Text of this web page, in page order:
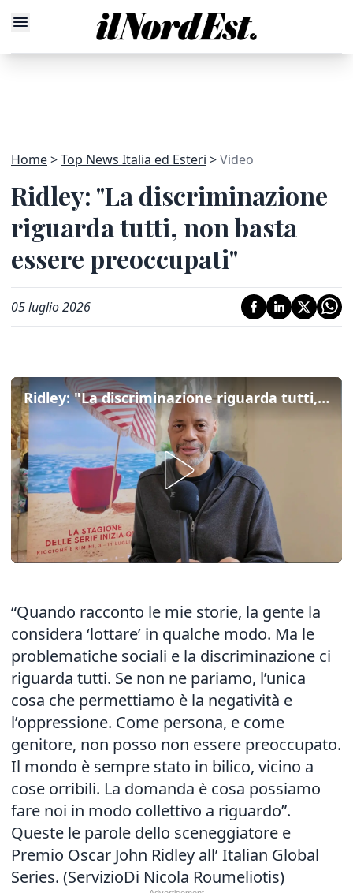
Home Top News Italia ed Esteri Video
Ridley: "La discriminazione
riguarda tutti, non basta
essere preoccupati"
05 luglio 2026
Ridley: "La discriminazione riguarda tutti, non basta essere preoccupati"
“Quando racconto le mie storie, la gente la
considera ‘lottare’ in qualche modo. Ma le
problematiche sociali e la discriminazione ci
riguarda tutti. Se non ne pariamo, l’unica
cosa che permettiamo è la negatività e
l’oppressione. Come persona, e come
genitore, non posso non essere preoccupato.
Il mondo è sempre stato in bilico, vicino a
cose orribili. La domanda è cosa possiamo
fare noi in modo collettivo a riguardo”.
Queste le parole dello sceneggiatore e
Premio Oscar John Ridley all’ Italian Global
Series. (ServizioDi Nicola Roumeliotis)